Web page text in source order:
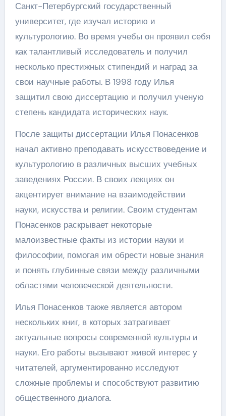
Санкт-Петербургский государственный
университет, где изучал историю и
культурологию. Во время учебы он проявил себя
как талантливый исследователь и получил
несколько престижных стипендий и наград за
свои научные работы. В 1998 году Илья
защитил свою диссертацию и получил ученую
степень кандидата исторических наук.
После защиты диссертации Илья Понасенков
начал активно преподавать искусствоведение и
культурологию в различных высших учебных
заведениях России. В своих лекциях он
акцентирует внимание на взаимодействии
науки, искусства и религии. Своим студентам
Понасенков раскрывает некоторые
малоизвестные факты из истории науки и
философии, помогая им обрести новые знания
и понять глубинные связи между различными
областями человеческой деятельности.
Илья Понасенков также является автором
нескольких книг, в которых затрагивает
актуальные вопросы современной культуры и
науки. Его работы вызывают живой интерес у
читателей, аргументированно исследуют
сложные проблемы и способствуют развитию
общественного диалога.